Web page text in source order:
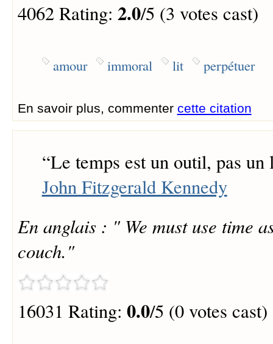
4062 Rating: 2.0/5 (3 votes cast)
amour immoral lit perpétuer
En savoir plus, commenter cette citation
“Le temps est un outil, pas
John Fitzgerald Kennedy
En anglais : " We must use time
couch."
16031 Rating: 0.0/5 (0 votes cast)